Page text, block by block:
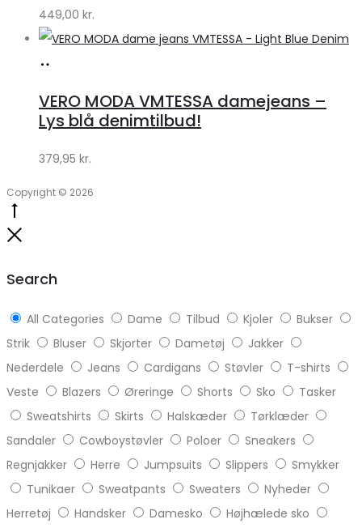
449,00 kr.
Klædeskabet.dk
VERO MODA VMTESSA damejeans –
Lys blå denimtilbud!
379,95 kr.
Copyright © 2026
Search
All Categories Dame Tilbud Kjoler
Bukser
Strik
Bluser Skjorter Dametøj
Jakker
Nederdele
Jeans Cardigans Støvler
T-shirts
Veste
Blazers Øreringe Shorts Sko
Tasker
Sweatshirts
Skirts Halskæder
Tørklæder
Sandaler
Cowboystøvler Poloer
Sneakers
Regnjakker
Herre Jumpsuits Slippers
Smykker
Tunikaer
Sweatpants Sweaters
Nyheder
Herretøj
Handsker Damesko
Højhælede sko